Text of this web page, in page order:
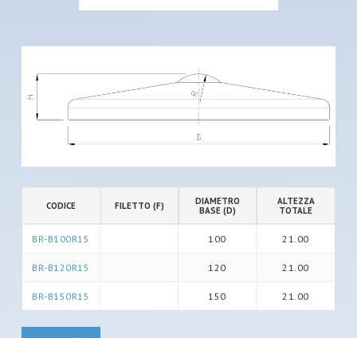
CODICE FILETTO (F)
DIAMETRO
BASE (D)
ALTEZZA
TOTALE
BR-B100R15 100 21.00
BR-B120R15 120 21.00
BR-B150R15 150 21.00